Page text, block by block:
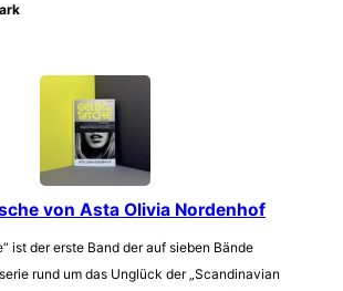
von Asta Olivia Nordenhof
ist der erste Band der auf sieben Bände
rund um das Unglück der „Scandinavian